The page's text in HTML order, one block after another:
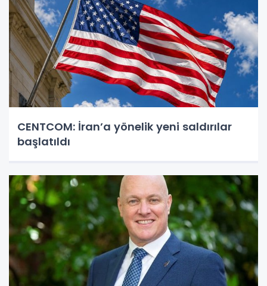
CENTCOM: İran’a yönelik yeni saldırılar
başlatıldı